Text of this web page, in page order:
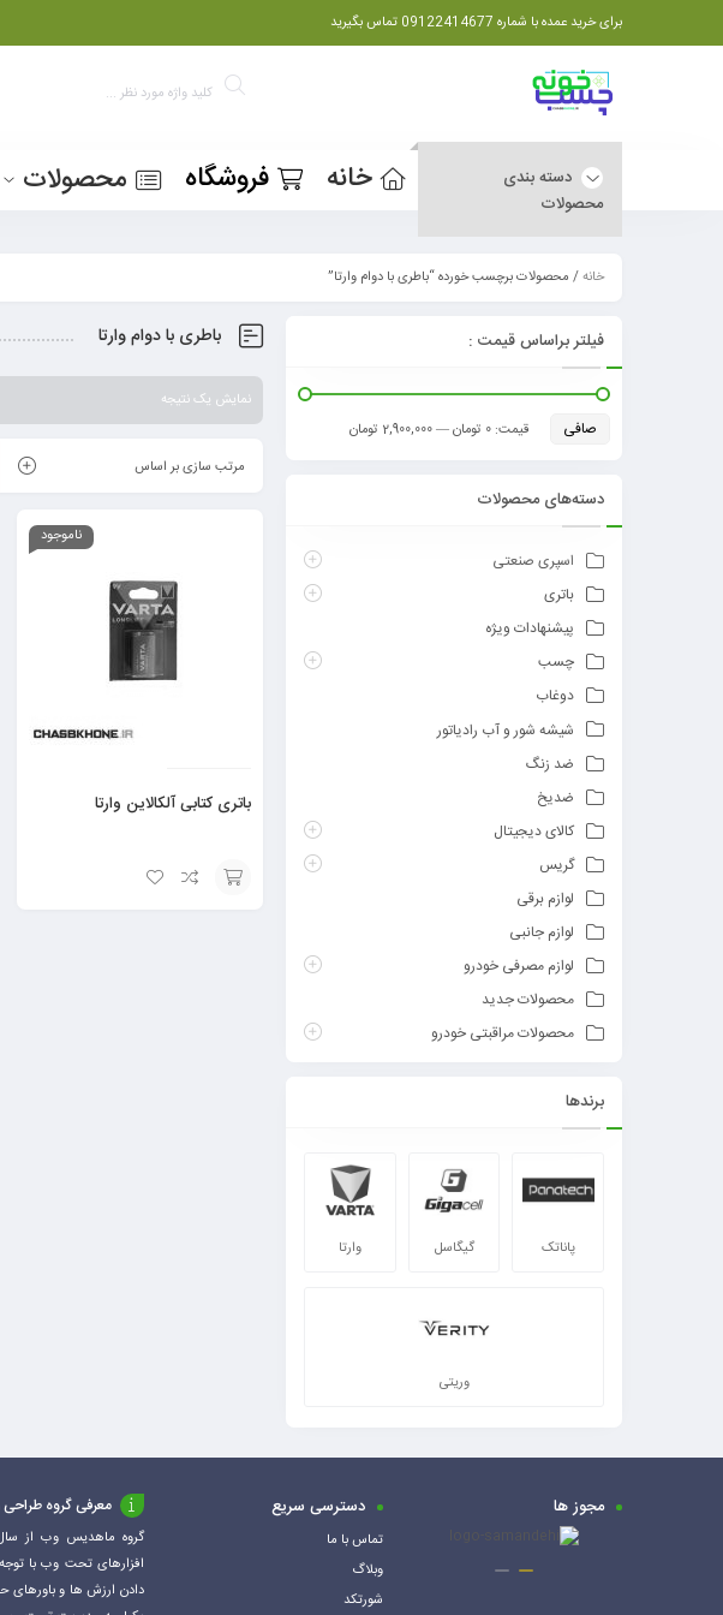
برای خرید عمده با شماره 09122414677 تماس بگیرید
دسته بندی
محصولات
خانه فروشگاه محصولات
خانه/ محصولات برچسب خورده “باطری با دوام وارتا”
باطری با دوام وارتا
نمایش یک نتیجه
مرتب سازی بر اساس
ناموجود
باتری کتابی آلکالاین وارتا
فیلتر براساس قیمت :
صافی قيمت: 0 تومان —2,900,000 تومان
دسته‌های محصولات
اسپری صنعتی
باتری
پیشنهادات ویژه
چسب
دوغاب
شیشه شور و آب رادیاتور
ضد زنگ
ضدیخ
کالای دیجیتال
گریس
لوازم برقی
لوازم جانبی
لوازم مصرفی خودرو
محصولات جدید
محصولات مراقبتی خودرو
برندها
پاناتک گیگاسل وارتا
وریتی
مجوز ها دسترسی سریع
تماس با ما
وبلاگ
شورتکد
معرفی گروه
افزارهای تحت وب با توجه
دادن ارزش ها و باورهای